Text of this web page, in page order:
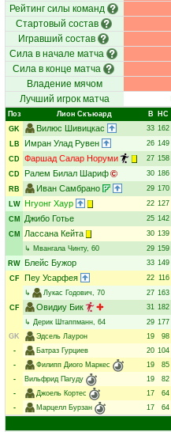
Рейтинг силы команд
Стартовый состав
Игравший состав
Сила в начале матча
Сила в конце матча
Владение мячом
Лучший игрок матча
Поз Лион Скъюард В НC
GK
Вилюс Шивицкас 33 162
LB
Имран Улад Рувен 26 149
CD Фаршад Салар Норуми 27 158
CD
Ралем Билал Шариф 30 186
RB
Иван Самбрано 29 170
LW Нгуонг Хаур 22 127
CM
Джибо Готье 25 142
CM
Лассана Кейта 30 139
↳ Мвангала Чинту, 60 29 159
RW Блейс Бужор 33 149
CF
Пеу Усарфея 22 116
↳
Лукас Годович, 70 27 163
CF
Овидиу Бик 31 182
↳ Дерик Штаппманн, 64 29 177
GK
Эдсель Лаурон 19 98
-
Батраз Гурциев 20 104
-
Филипп Диого Маркес 19 85
-
Вильфрид Пагуду 19 82
-
Джоель Кортес 17 64
-
Марцелл Бурзан 17 64